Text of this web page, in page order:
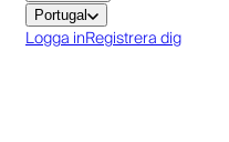
Portugal
Logga inRegistrera dig